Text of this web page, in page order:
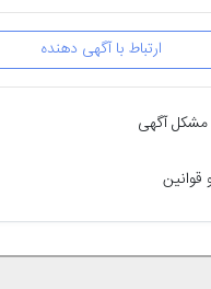
ارتباط با آگهی دهنده
آگهی
قوانین